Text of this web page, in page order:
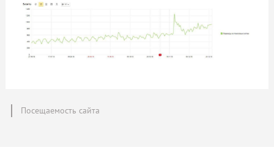
Посещаемость сайта